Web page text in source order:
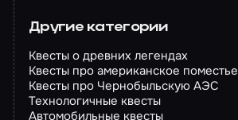
Другие категории
Квесты о древних легендах
Квесты про американское поместье
Квесты про Чернобыльскую АЭС
Технологичные квесты
Автомобильные квесты